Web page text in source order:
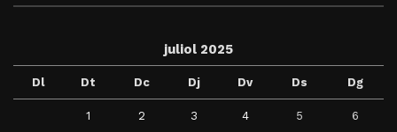
juliol 2025
Dl Dt Dc Dj Dv Ds Dg
1 2 3 4 5 6